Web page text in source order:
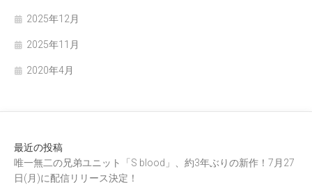
2025年12月
2025年11月
2020年4月
最近の投稿
唯一無二の兄弟ユニット「S blood」、約3年ぶりの新作！7月27
日(月)に配信リリース決定！